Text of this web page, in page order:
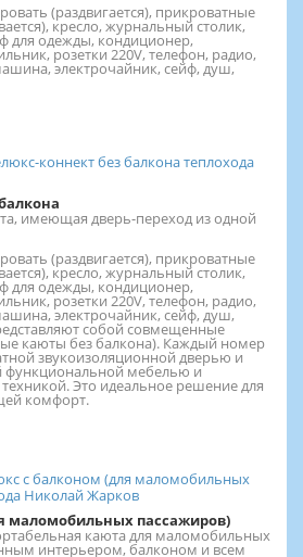
(раздвигается), прикроватные
кресло, журнальный столик,
для одежды, кондиционер,
розетки 220V, телефон, радио,
электрочайник, сейф, душ,
имеющая дверь-переход из одной
(раздвигается), прикроватные
кресло, журнальный столик,
для одежды, кондиционер,
розетки 220V, телефон, радио,
электрочайник, сейф, душ,
собой совмещенные
каюты без балкона). Каждый номер
звукоизоляционной дверью и
функциональной мебелью и
Это идеальное решение для
комфорт.
маломобильных пассажиров)
каюта для маломобильных
интерьером, балконом и всем